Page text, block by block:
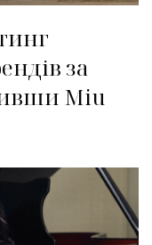
за
Miu